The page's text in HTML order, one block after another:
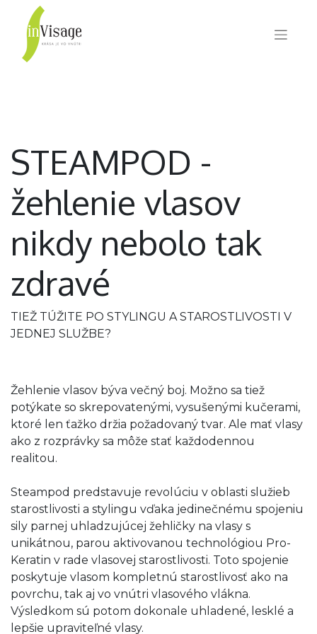
STEAMPOD -
žehlenie vlasov
nikdy nebolo tak
zdravé
TIEŽ TÚŽITE PO STYLINGU A STAROSTLIVOSTI V
JEDNEJ SLUŽBE?
Žehlenie vlasov býva večný boj. Možno sa tiež
potýkate so skrepovatenými, vysušenými kučerami,
ktoré len ťažko držia požadovaný tvar. Ale mať vlasy
ako z rozprávky sa môže stať každodennou
realitou.
Steampod predstavuje revolúciu v oblasti služieb
starostlivosti a stylingu vďaka jedinečnému spojeniu
sily parnej uhladzujúcej žehličky na vlasy s
unikátnou, parou aktivovanou technológiou Pro-
Keratin v rade vlasovej starostlivosti. Toto spojenie
poskytuje vlasom kompletnú starostlivosť ako na
povrchu, tak aj vo vnútri vlasového vlákna.
Výsledkom sú potom dokonale uhladené, lesklé a
lepšie upraviteľné vlasy.